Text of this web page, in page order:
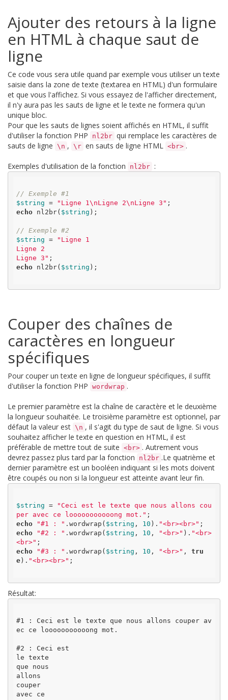
Ajouter des retours à la ligne
en HTML à chaque saut de
ligne
Ce code vous sera utile quand par exemple vous utiliser un texte
saisie dans la zone de texte (textarea en HTML) d'un formulaire
et que vous l'affichez. Si vous essayez de l'afficher directement,
il n'y aura pas les sauts de ligne et le texte ne formera qu'un
unique bloc.
Pour que les sauts de lignes soient affichés en HTML, il suffit
d'utiliser la fonction PHP
nl2br qui remplace les caractères de
sauts de ligne \n , \r en sauts de ligne HTML <br> .
Exemples d'utilisation de la fonction nl2br :
// Exemple #1
$string = "Ligne 1\nLigne 2\nLigne 3"
echo nl2br( $string );
// Exemple #2
$string =
"Ligne 1
Ligne 2
Ligne 3"
echo nl2br( $string );
Couper des chaînes de
caractères en longueur
spécifiques
Pour couper un texte en ligne de longueur spécifiques, il suffit
d'utiliser la fonction PHP wordwrap .
Le premier paramètre est la chaîne de caractère et le deuxième
la longueur souhaitée. Le troisième paramètre est optionnel, par
défaut la valeur est \n , il s'agit du type de saut de ligne. Si vous
souhaitez afficher le texte en question en HTML, il est
préférable de mettre tout de suite <br> . Autrement vous
devrez passez plus tard par la fonction
nl2br .Le quatrième et
dernier paramètre est un booléen indiquant si les mots doivent
être coupés ou non si la longueur est atteinte avant leur fin.
$string =
"Ceci est le texte que nous allons cou
per avec ce looooooooooong mot."
echo
"#1 : " .wordwrap( $string , 10 ). "<br><br>"
echo
"#2 : " .wordwrap( $string , 10 , "<br>" ). "<br>
<br>"
echo
"#3 : " .wordwrap( $string , 10 , "<br>" , tru
e ). "<br><br>" ;
Résultat:
#1 : Ceci est le texte que nous allons couper av
ec ce looooooooooong mot.
#2 : Ceci est
le texte
que nous
allons
couper
avec ce